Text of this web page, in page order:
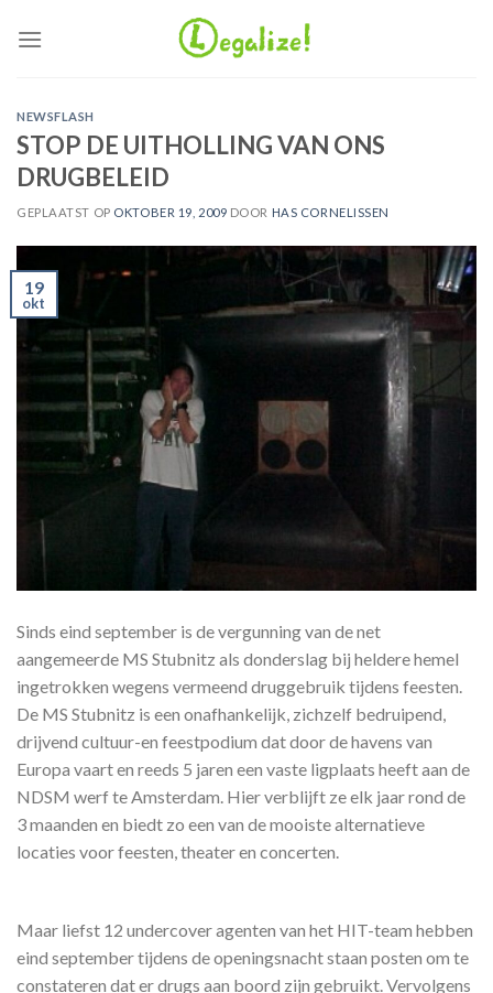
naar
NEWSFLASH
STOP DE UITHOLLING VAN ONS
DRUGBELEID
GEPLAATST OP OKTOBER 19, 2009 DOOR HAS CORNELISSEN
19
okt
Sinds eind september is de vergunning van de net
aangemeerde MS Stubnitz als donderslag bij heldere hemel
ingetrokken wegens vermeend druggebruik tijdens feesten.
De MS Stubnitz is een onafhankelijk, zichzelf bedruipend,
drijvend cultuur-en feestpodium dat door de havens van
Europa vaart en reeds 5 jaren een vaste ligplaats heeft aan de
NDSM werf te Amsterdam. Hier verblijft ze elk jaar rond de
3 maanden en biedt zo een van de mooiste alternatieve
locaties voor feesten, theater en concerten.
Maar liefst 12 undercover agenten van het HIT-team hebben
eind september tijdens de openingsnacht staan posten om te
constateren dat er drugs aan boord zijn gebruikt. Vervolgens